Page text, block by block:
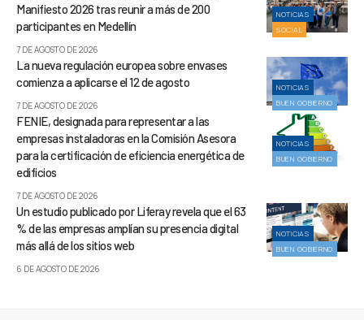
NOTICIAS
SOCIAL
Manifiesto 2026 tras reunir a más de 200
participantes en Medellín
7 DE AGOSTO DE 2026
NOTICIAS
BUEN GOBIERNO
La nueva regulación europea sobre envases
comienza a aplicarse el 12 de agosto
7 DE AGOSTO DE 2026
NOTICIAS
BUEN GOBIERNO
FENIE, designada para representar a las
empresas instaladoras en la Comisión Asesora
para la certificación de eficiencia energética de
edificios
7 DE AGOSTO DE 2026
NOTICIAS
BUEN GOBIERNO
Un estudio publicado por Liferay revela que el 63
% de las empresas amplían su presencia digital
más allá de los sitios web
6 DE AGOSTO DE 2026